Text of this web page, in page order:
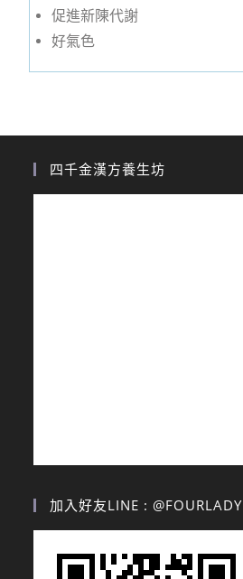
促進新陳代謝
好氣色
四千金漢方養生坊
加入好友LINE : @FOURLADY